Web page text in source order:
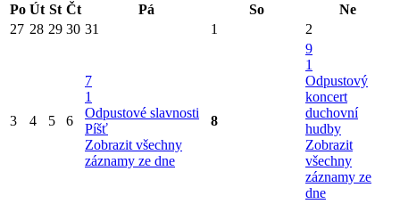
Po Út St Čt Pá So
Ne
27 28 29 30 31 1 2
3 4 5 6
7
1
Odpustové slavnosti
Píšť
Zobrazit všechny
záznamy ze dne
8
9
1
Odpustový
koncert
duchovní
hudby
Zobrazit
všechny
záznamy ze
dne